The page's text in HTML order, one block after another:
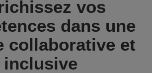
vos
dans une
collaborative et
inclusive